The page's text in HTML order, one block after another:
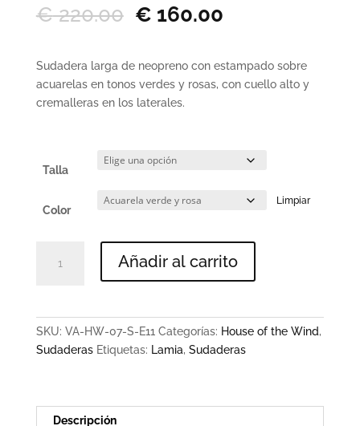
€220.00 El
era:
€ 220.00.
€ 160.00El
es:
€ 160.00.
Sudadera larga de neopreno con estampado sobre
acuarelas en tonos verdes y rosas, con cuello alto y
cremalleras en los laterales.
Talla
Color
Limpiar
Lamia
Añadir al carrito
SKU: VA-HW-07-S-E11 Categorías: House of the Wind,
Sudaderas Etiquetas: Lamia, Sudaderas
Descripción